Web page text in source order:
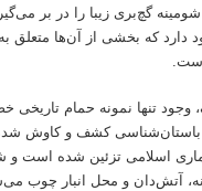
گچ‌بری زیبا را در بر
دارد که بخشی از آن‌ها متعلق
وجود تنها نمونه حمام
اسلامی تزئین شده است و
آتش‌دان و محل انبار چوب